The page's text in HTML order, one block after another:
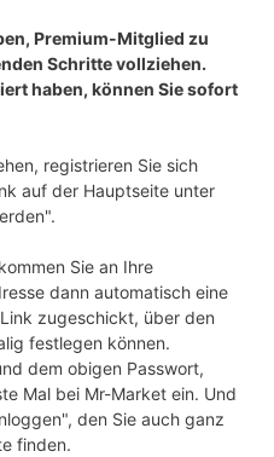
Premium-Mitglied zu
Schritte vollziehen.
haben, können Sie sofort
registrieren Sie sich
auf der Hauptseite unter
Sie an Ihre
dann automatisch eine
zugeschickt, über den
festlegen können.
dem obigen Passwort,
Mal bei Mr-Market ein. Und
den Sie auch ganz
finden.